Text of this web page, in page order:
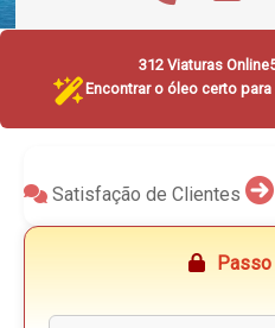
312 Viaturas Online
Encontrar o óleo certo
Satisfação de Clientes
Passo